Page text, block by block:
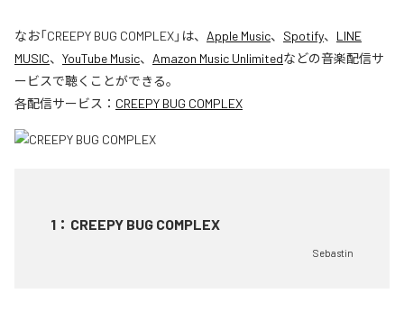
なお「CREEPY BUG COMPLEX」は、 Apple Music、 Spotify、 LINE
MUSIC、 YouTube Music、 Amazon Music Unlimitedなどの音楽配信サ
ービスで聴くことができる。
各配信サービス： CREEPY BUG COMPLEX
1 ： CREEPY BUG COMPLEX
Sebastin